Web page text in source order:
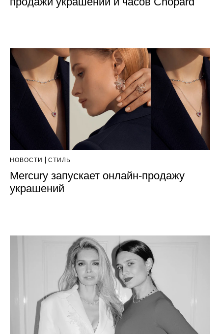
НОВОСТИ СТИЛЬ
Mercury запускает онлайн-продажу
украшений